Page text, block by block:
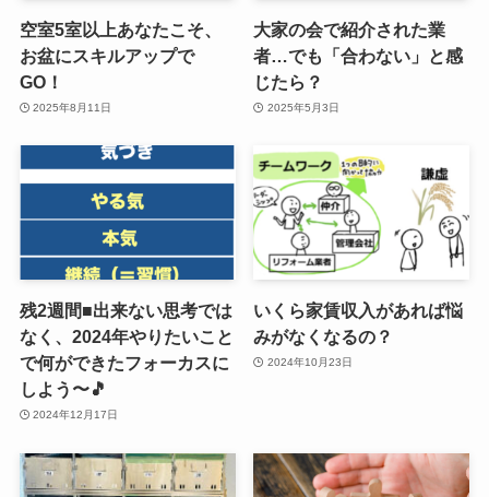
空室5室以上あなたこそ、
お盆にスキルアップで
GO！
2025年8月11日
大家の会で紹介された業
者…でも「合わない」と感
じたら？
2025年5月3日
残2週間■出来ない思考では
なく、2024年やりたいこと
で何ができたフォーカスに
しよう〜🎵
2024年12月17日
いくら家賃収入があれば悩
みがなくなるの？
2024年10月23日